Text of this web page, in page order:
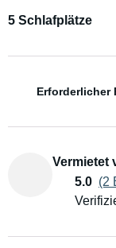
5 Schlafplätze
Erforderlicher
Vermietet
5.0 (2